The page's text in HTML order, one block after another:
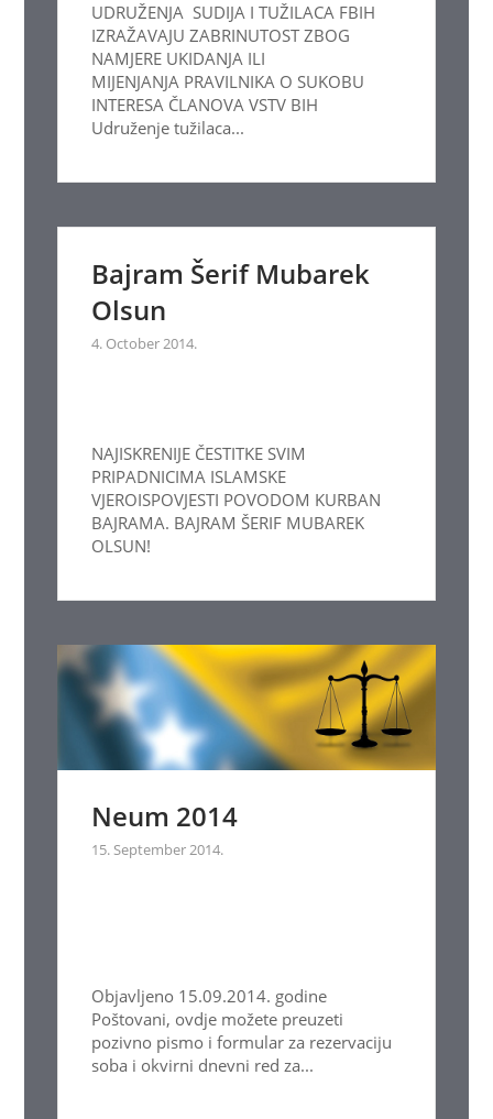
UDRUŽENJA SUDIJA I TUŽILACA FBIH
IZRAŽAVAJU ZABRINUTOST ZBOG
NAMJERE UKIDANJA ILI
MIJENJANJA PRAVILNIKA O SUKOBU
INTERESA ČLANOVA VSTV BIH
Udruženje tužilaca...
Bajram Šerif Mubarek
Olsun
4. October 2014.
NAJISKRENIJE ČESTITKE SVIM
PRIPADNICIMA ISLAMSKE
VJEROISPOVJESTI POVODOM KURBAN
BAJRAMA. BAJRAM ŠERIF MUBAREK
OLSUN!
Neum 2014
15. September 2014.
Objavljeno 15.09.2014. godine
Poštovani, ovdje možete preuzeti
pozivno pismo i formular za rezervaciju
soba i okvirni dnevni red za...